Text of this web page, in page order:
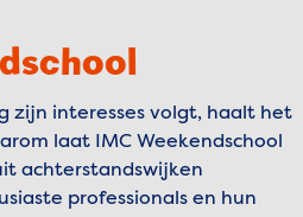
zijn interesses volgt, haalt het
laat IMC Weekendschool
achterstandswijken
professionals en hun